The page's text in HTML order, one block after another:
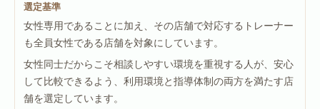
選定基準
女性専用であることに加え、その店舗で対応するトレーナー
も全員女性である店舗を対象にしています。
女性同士だからこそ相談しやすい環境を重視する人が、安心
して比較できるよう、利用環境と指導体制の両方を満たす店
舗を選定しています。